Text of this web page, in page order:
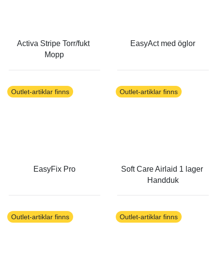
Activa Stripe Torr/fukt
Mopp
EasyAct med öglor
Outlet-artiklar finns
EasyFix Pro
Outlet-artiklar finns
Soft Care Airlaid 1 lager
Handduk
Outlet-artiklar finns Outlet-artiklar finns